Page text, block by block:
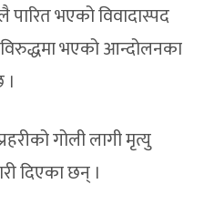
पारित भएको विवादास्पद
भएको आन्दोलनका
गोली लागी मृत्यु
दिएका छन् ।